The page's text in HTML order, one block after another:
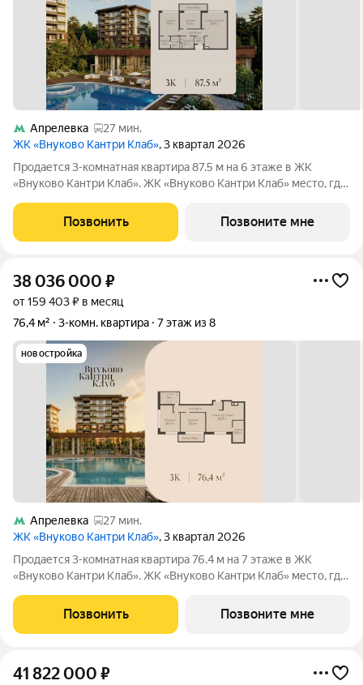
Апрелевка
27 мин.
ЖК «Внуково Кантри Клаб», 3 квартал 2026
Продается 3-комнатная квартира 87.5 м на 6 этаже в ЖК
«Внуково Кантри Клаб». ЖК «Внуково Кантри Клаб» место, где
современного мегаполиса. Пространство, созданное для тех,
кто ценит уединение,
Позвонить Позвоните мне
38 036 000 ₽
от 159 403 ₽ в месяц
76,4 м²
3-комн. квартира 7 этаж из 8
новостройка
Апрелевка
27 мин.
ЖК «Внуково Кантри Клаб», 3 квартал 2026
Продается 3-комнатная квартира 76.4 м на 7 этаже в ЖК
«Внуково Кантри Клаб». ЖК «Внуково Кантри Клаб» место, где
современного мегаполиса. Пространство, созданное для тех,
кто ценит уединение,
Позвонить Позвоните мне
41 822 000 ₽